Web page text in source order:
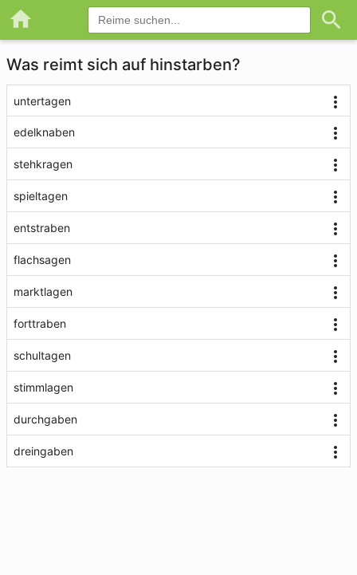
Was reimt sich auf hinstarben?
untertagen
edelknaben
stehkragen
spieltagen
entstraben
flachsagen
marktlagen
forttraben
schultagen
stimmlagen
durchgaben
dreingaben